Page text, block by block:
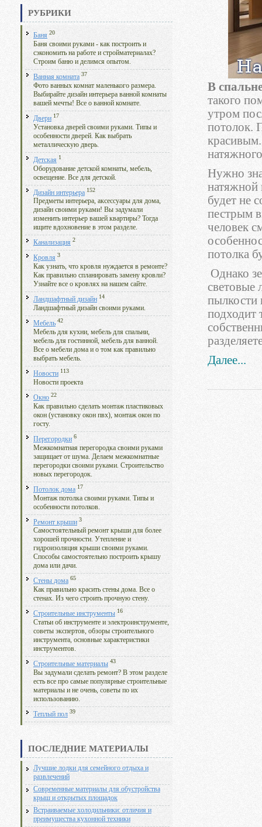
РУБРИКИ
Баня 20
Баня своими руками - как построить и
сэкономить на работе и стройматериалах?
Строим баню и делимся опытом.
Ванная комната 37
Фото ванных комнат маленького размера.
Выбирайте дизайн интерьера ванной комнаты
вашей мечты! Все о ванной комнате.
Двери 17
Установка дверей своими руками. Типы и
особенности дверей. Как выбрать
металлическую дверь.
Детская 1
Оборудование детской комнаты, мебель,
освещение. Все для детской.
Дизайн интерьера 152
Предметы интерьера, аксессуары для дома,
дизайн своими руками! Вы задумали
изменить интерьер вашей квартиры? Тогда
ищите вдохновение в этом разделе.
Канализация 2
Кровля 3
Как узнать, что кровля нуждается в ремонте?
Как правильно спланировать замену кровли?
Узнайте все о кровлях на нашем сайте.
Ландшафтный дизайн 14
Ландшафтный дизайн своими руками.
Мебель 42
Мебель для кухни, мебель для спальни,
мебель для гостинной, мебель для ванной.
Все о мебели дома и о том как правильно
выбрать мебель.
Новости 113
Новости проекта
Окно 22
Как правильно сделать монтаж пластиковых
окон (установку окон пвх), монтаж окон по
госту.
Перегородки 6
Межкомнатная перегородка своими руками
защищает от шума. Делаем межкомнатные
перегородки своими руками. Строительство
новых перегородок.
Потолок дома 17
Монтаж потолка своими руками. Типы и
особенности потолков.
Ремонт крыши 3
Самостоятельный ремонт крыши для более
хорошей прочности. Утепление и
гидроизоляция крыши своими руками.
Способы самостоятельно построить крышу
дома или дачи.
Стены дома 65
Как правильно красить стены дома. Все о
стенах. Из чего строить прочную стену.
Строительные инструменты 16
Статьи об инструменте и электроинструменте,
советы экспертов, обзоры строительного
инструмента, основные характеристики
инструментов.
Строительные материалы 43
Вы задумали сделать ремонт? В этом разделе
есть все про самые популярные строительные
материалы и не очень, советы по их
использованию.
Теплый пол 39
ПОСЛЕДНИЕ МАТЕРИАЛЫ
Лучшие лодки для семейного отдыха и
развлечений
Современные материалы для обустройства
крыш и открытых площадок
Встраиваемые холодильники: отличия и
преимущества кухонной техники
В
такого
утром
потолок.
Нужно
натяжной
будет не
пестрым
человек
потолка
Однако
световые
пылкости
подходит
Далее...